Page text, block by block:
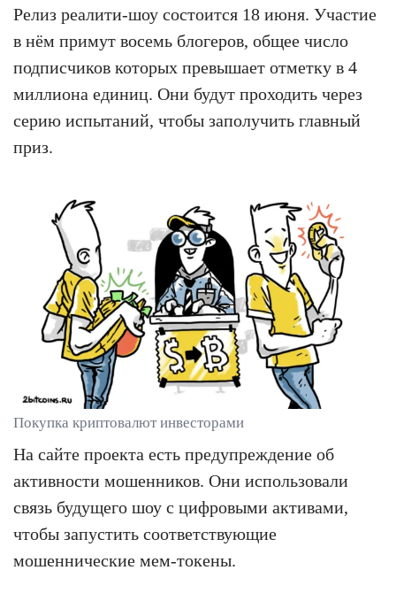
Релиз реалити-шоу состоится 18 июня. Участие
в нём примут восемь блогеров, общее число
подписчиков которых превышает отметку в 4
миллиона единиц. Они будут проходить через
серию испытаний, чтобы заполучить главный
приз.
Покупка криптовалют инвесторами
На сайте проекта есть предупреждение об
активности мошенников. Они использовали
связь будущего шоу с цифровыми активами,
чтобы запустить соответствующие
мошеннические мем-токены.